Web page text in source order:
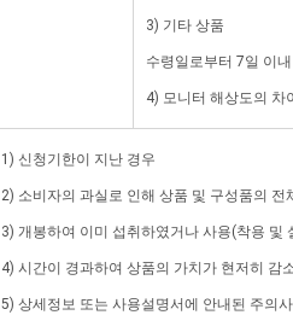
3) 기타 상품
수령일로부터 7일 이
4) 모니터 해상도의 차
1) 신청기한이 지난 경우
2) 소비자의 과실로 인해 상품 및 구성품의
3) 개봉하여 이미 섭취하였거나 사용(착용 및
4) 시간이 경과하여 상품의 가치가 현저히 감
5) 상세정보 또는 사용설명서에 안내된 주의